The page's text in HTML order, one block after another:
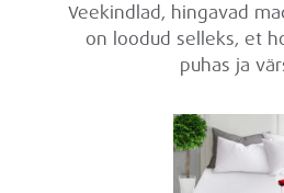
Veekindlad, hingavad
on loodud selleks, et
puhas ja